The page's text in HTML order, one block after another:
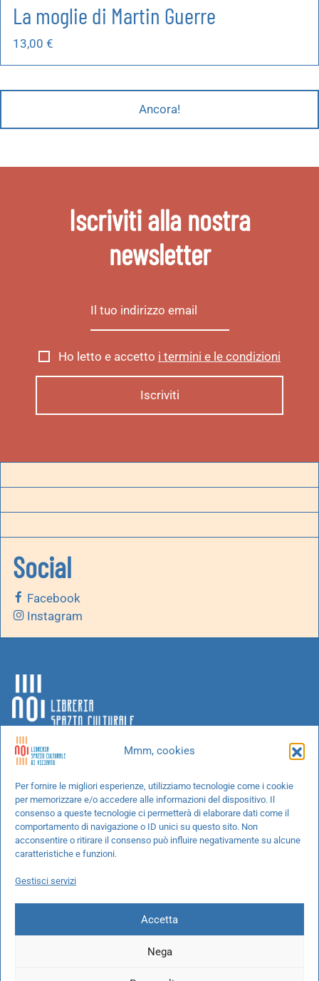
Mmm, cookies
Per fornire le migliori esperienze, utilizziamo tecnologie come i cookie
per memorizzare e/o accedere alle informazioni del dispositivo. Il
consenso a queste tecnologie ci permetterà di elaborare dati come il
comportamento di navigazione o ID unici su questo sito. Non
acconsentire o ritirare il consenso può influire negativamente su alcune
caratteristiche e funzioni.
Gestisci servizi
Accetta
Nega
La moglie di Martin Guerre
13,00 €
Ancora!
Iscriviti alla nostra
newsletter
Ho letto e accetto i termini e le condizioni
Social
Facebook
Instagram
Chi siamo
Progetti speciali
Richiedi un libro
Spedizioni
Cookie Policy